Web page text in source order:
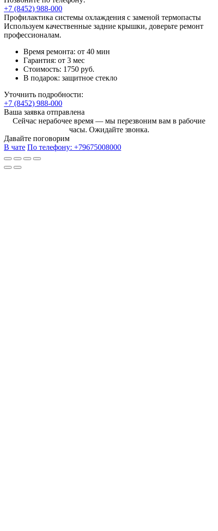
+7 (8452) 988-000
Профилактика системы охлаждения с заменой термопасты
Используем качественные задние крышки, доверьте ремонт
профессионалам.
Время ремонта: от 40 мин
Гарантия: от 3 мес
Стоимость: 1750 руб.
В подарок: защитное стекло
Уточнить подробности:
+7 (8452) 988-000
Ваша заявка отправлена
Сейчас нерабочее время — мы перезвоним вам в рабочие
часы. Ожидайте звонка.
Давайте поговорим
В чате По телефону: +79675008000